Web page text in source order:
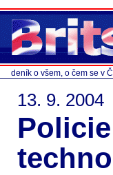
deník o všem, o čem se v
13. 9. 2004